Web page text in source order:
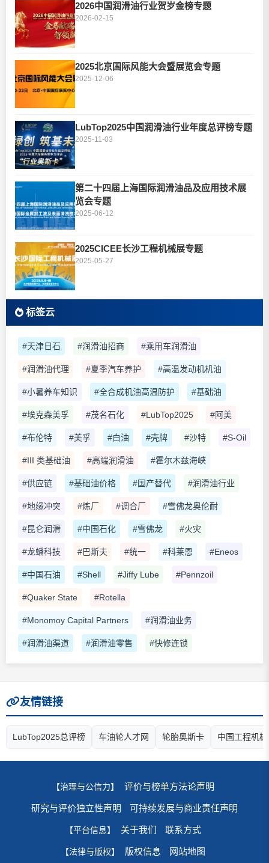
2026中国润滑油行业贺岁金榜专题
2026-02-15
2025北京国际风能大会暨展览会专题
2025-12-06
LubTop2025中国润滑油行业年度总评榜专题
2025-11-03
第二十四届上海国际润滑油品及应用技术展
览会专题
2025-06-12
2025CICEE长沙工程机械展专题
2025-05-27
标签云
#天津日石 #润滑油招商 #乘用车润滑油
#润滑油代理 #夏季汽车养护 #高温发动机机油
#小暑养车知识 #全合成机油高温防护 #基础油
#埃克森美孚 #茂名石化 #LubTop2025 #阿美
#布伦特 #美孚 #白油 #壳牌 #沙特 #S-Oil
#III 类基础油 #高端润滑油 #霍尔木兹海峡
#供应链 #基础油价格 #国产替代 #润滑油行业
#地缘冲突 #炼厂 #调合厂 #雪佛龙奥伦耐
#昆仑润滑 #中国石化 #雪佛龙 #火灾
#龙蟠科技 #巴斯夫 #统一 #科莱恩 #Eneos
#中国石油 #Shell #Jiffy Lube #Pennzoil
#Quaker State #Rotella
#Monomoy Capital Partners #润滑油业务
#润滑油渠道 #润滑油零售 #快修连锁
友情链接
LubTop2025总评榜 车油轮人才网 轮胎奥斯卡 中国工程机
【治理与公信力】 评价与榜单方法论声明
研究与评价独立性声明 可持续发展与商业责任声明
【平台信息】 关于我们 联系方式
【法律与版权】 版权信息 网站地图